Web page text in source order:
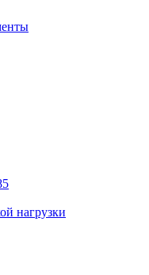
нагрузки